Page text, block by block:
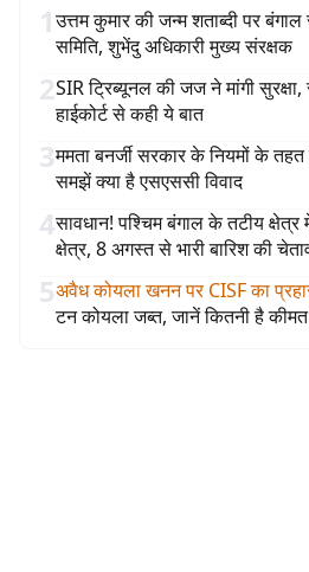
1उत्तम कुमार की जन्म शताब्दी पर
समिति, शुभेंदु अधिकारी मुख्य संरक्षक
2SIR ट्रिब्यूनल की जज ने मांगी
हाईकोर्ट से कही ये बात
3ममता बनर्जी सरकार के नियमों के तहत
समझें क्या है एसएससी विवाद
4सावधान! पश्चिम बंगाल के तटीय
क्षेत्र, 8 अगस्त से भारी बारिश की
5अवैध कोयला खनन पर CISF का
टन कोयला जब्त, जानें कितनी है कीमत